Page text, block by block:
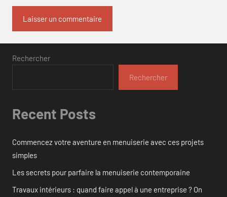
Rechercher
Rechercher
Recent Posts
Commencez votre aventure en menuiserie avec ces projets
simples
Les secrets pour parfaire la menuiserie contemporaine
Travaux intérieurs : quand faire appel à une entreprise ? On